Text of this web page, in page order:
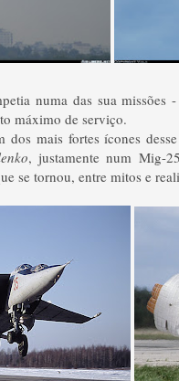
numa das sua missões
máximo de serviço.
mais fortes ícones
, justamente num Mig-
se tornou, entre mitos e